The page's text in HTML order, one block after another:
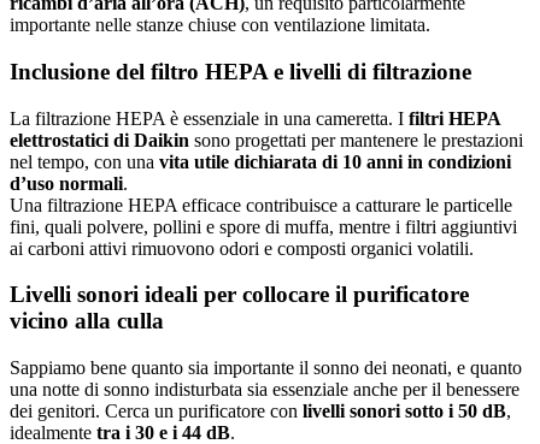
importante nelle stanze chiuse con ventilazione limitata.
Inclusione del filtro HEPA e livelli di filtrazione
La filtrazione HEPA è essenziale in una cameretta. I filtri HEPA
elettrostatici di Daikin sono progettati per mantenere le prestazioni
nel tempo, con una vita utile dichiarata di 10 anni in condizioni
d’uso normali.
Una filtrazione HEPA efficace contribuisce a catturare le particelle
fini, quali polvere, pollini e spore di muffa, mentre i filtri aggiuntivi
ai carboni attivi rimuovono odori e composti organici volatili.
Livelli sonori ideali per collocare il purificatore
vicino alla culla
Sappiamo bene quanto sia importante il sonno dei neonati, e quanto
una notte di sonno indisturbata sia essenziale anche per il benessere
dei genitori. Cerca un purificatore con livelli sonori sotto i 50 dB,
idealmente tra i 30 e i 44 dB.